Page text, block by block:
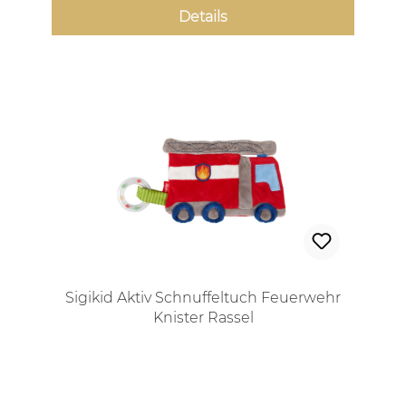
Details
Sigikid Aktiv Schnuffeltuch Feuerwehr
Knister Rassel